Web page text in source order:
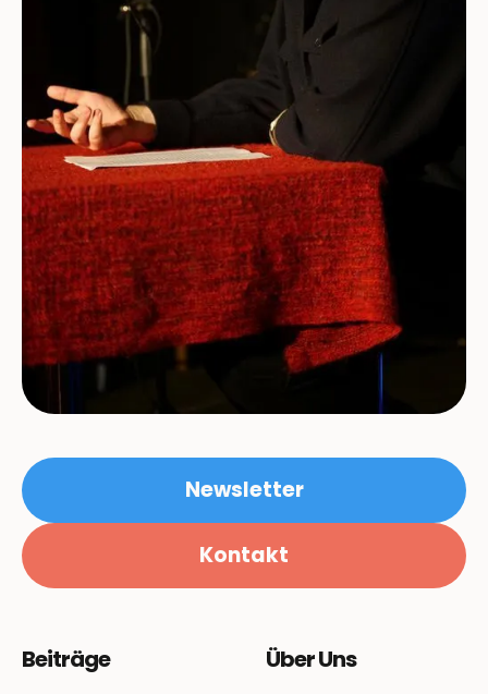
Newsletter
Kontakt
Beiträge Über Uns